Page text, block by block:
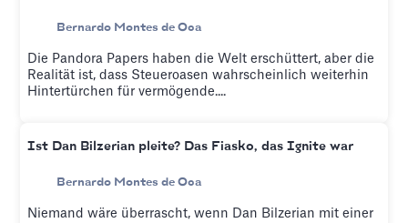
Bernardo Montes de Oca
Die Pandora Papers haben die Welt erschüttert, aber die
Realität ist, dass Steueroasen wahrscheinlich weiterhin
Hintertürchen für vermögende....
Ist Dan Bilzerian pleite? Das Fiasko, das Ignite war
Bernardo Montes de Oca
Niemand wäre überrascht, wenn Dan Bilzerian mit einer